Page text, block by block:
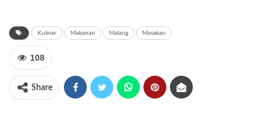
Kuliner Makanan Malang Masakan
108
Share